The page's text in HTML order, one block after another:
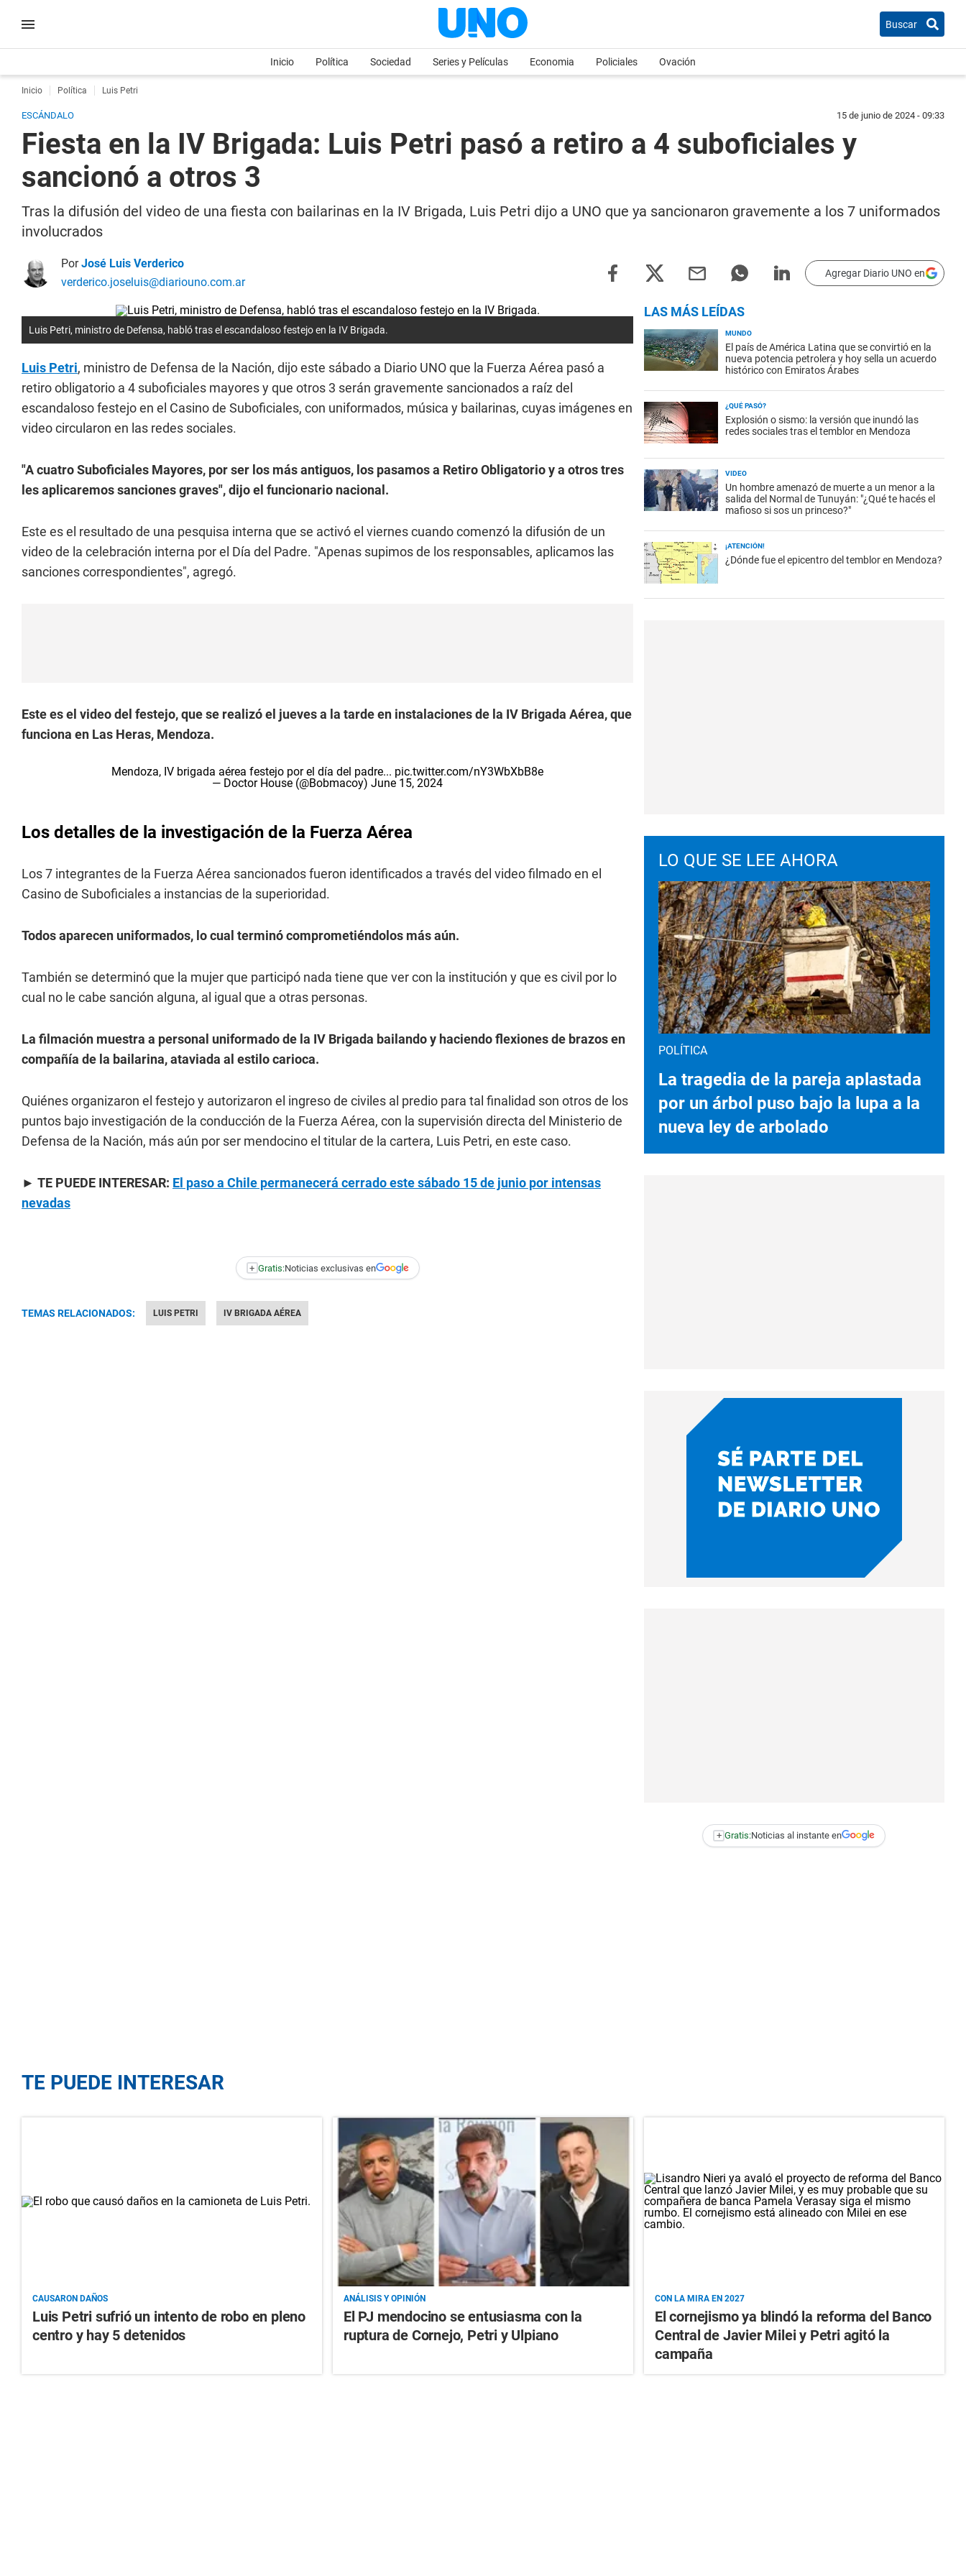
Buscar
Inicio Política Sociedad Series y Películas Economia Policiales Ovación
Inicio Política Luis Petri
ESCÁNDALO 15 de junio de 2024 - 09:33
Fiesta en la IV Brigada: Luis Petri pasó a retiro a 4 suboficiales y
sancionó a otros 3
Tras la difusión del video de una fiesta con bailarinas en la IV Brigada, Luis Petri dijo a UNO que ya sancionaron gravemente a los 7 uniformados
involucrados
PorJosé Luis Verderico
verderico.joseluis@diariouno.com.ar
Agregar Diario UNO en
Luis Petri, ministro de Defensa, habló tras el escandaloso festejo en la IV Brigada.
Luis Petri, ministro de Defensa de la Nación, dijo este sábado a Diario UNO que la Fuerza Aérea pasó a
retiro obligatorio a 4 suboficiales mayores y que otros 3 serán gravemente sancionados a raíz del
escandaloso festejo en el Casino de Suboficiales, con uniformados, música y bailarinas, cuyas imágenes en
video circularon en las redes sociales.
"A cuatro Suboficiales Mayores, por ser los más antiguos, los pasamos a Retiro Obligatorio y a otros tres
les aplicaremos sanciones graves", dijo el funcionario nacional.
Este es el resultado de una pesquisa interna que se activó el viernes cuando comenzó la difusión de un
video de la celebración interna por el Día del Padre. "Apenas supimos de los responsables, aplicamos las
sanciones correspondientes", agregó.
Este es el video del festejo, que se realizó el jueves a la tarde en instalaciones de la IV Brigada Aérea, que
funciona en Las Heras, Mendoza.
Mendoza, IV brigada aérea festejo por el día del padre... pic.twitter.com/nY3WbXbB8e
— Doctor House (@Bobmacoy) June 15, 2024
Los detalles de la investigación de la Fuerza Aérea
Los 7 integrantes de la Fuerza Aérea sancionados fueron identificados a través del video filmado en el
Casino de Suboficiales a instancias de la superioridad.
Todos aparecen uniformados, lo cual terminó comprometiéndolos más aún.
También se determinó que la mujer que participó nada tiene que ver con la institución y que es civil por lo
cual no le cabe sanción alguna, al igual que a otras personas.
La filmación muestra a personal uniformado de la IV Brigada bailando y haciendo flexiones de brazos en
compañía de la bailarina, ataviada al estilo carioca.
Quiénes organizaron el festejo y autorizaron el ingreso de civiles al predio para tal finalidad son otros de los
puntos bajo investigación de la conducción de la Fuerza Aérea, con la supervisión directa del Ministerio de
Defensa de la Nación, más aún por ser mendocino el titular de la cartera, Luis Petri, en este caso.
► TE PUEDE INTERESAR: El paso a Chile permanecerá cerrado este sábado 15 de junio por intensas
nevadas
+ Gratis:Noticias exclusivas en
TEMAS RELACIONADOS: LUIS PETRI IV BRIGADA AÉREA
LAS MÁS LEÍDAS
MUNDO
El país de América Latina que se convirtió en la
nueva potencia petrolera y hoy sella un acuerdo
histórico con Emiratos Árabes
¿QUÉ PASÓ?
Explosión o sismo: la versión que inundó las
redes sociales tras el temblor en Mendoza
VIDEO
Un hombre amenazó de muerte a un menor a la
salida del Normal de Tunuyán: "¿Qué te hacés el
mafioso si sos un princeso?"
¡ATENCIÓN!
¿Dónde fue el epicentro del temblor en Mendoza?
LO QUE SE LEE AHORA
POLÍTICA
La tragedia de la pareja aplastada
por un árbol puso bajo la lupa a la
nueva ley de arbolado
+ Gratis:Noticias al instante en
TE PUEDE INTERESAR
CAUSARON DAÑOS
Luis Petri sufrió un intento de robo en pleno
centro y hay 5 detenidos
ANÁLISIS Y OPINIÓN
El PJ mendocino se entusiasma con la
ruptura de Cornejo, Petri y Ulpiano
CON LA MIRA EN 2027
El cornejismo ya blindó la reforma del Banco
Central de Javier Milei y Petri agitó la
campaña